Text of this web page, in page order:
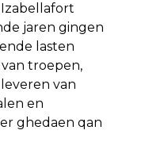
jaren gingen
lasten
troepen,
van
en
ghedaen qan